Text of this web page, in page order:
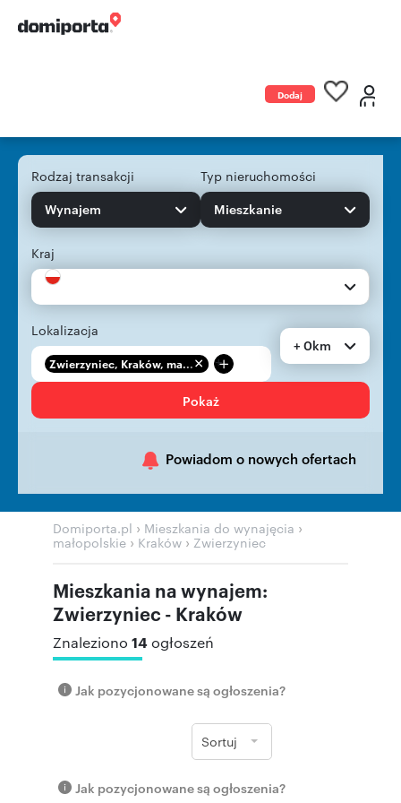
Dodaj
Rodzaj transakcji
Wynajem
Typ nieruchomości
Mieszkanie
Kraj
Lokalizacja
Zwierzyniec, Kraków, ma... +
+ 0km
Pokaż
Powiadom o nowych ofertach
Domiporta.pl › Mieszkania do wynajęcia ›
małopolskie › Kraków › Zwierzyniec
Mieszkania na wynajem:
Zwierzyniec - Kraków
Znaleziono 14ogłoszeń
Jak pozycjonowane są ogłoszenia?
Sortuj
Jak pozycjonowane są ogłoszenia?